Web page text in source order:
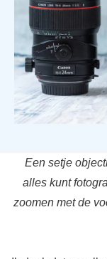
Een setje
alles kunt
zoomen met de